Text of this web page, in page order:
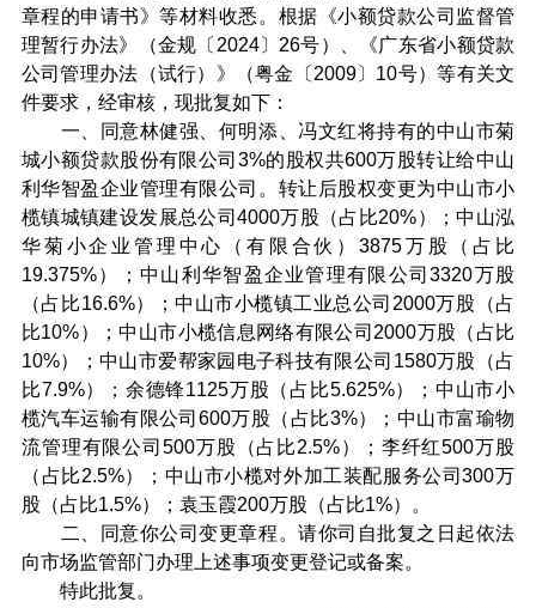
章程的申请书》等材料收悉。根据《小额贷款公司监督管
理暂行办法》（金规〔2024〕26号）、《广东省小额贷款
公司管理办法（试行）》（粤金〔2009〕10号）等有关文
件要求，经审核，现批复如下：
一、同意林健强、何明添、冯文红将持有的中山市菊
城小额贷款股份有限公司3%的股权共600万股转让给中山
利华智盈企业管理有限公司。转让后股权变更为中山市小
榄镇城镇建设发展总公司4000万股（占比20%）；中山泓
华菊小企业管理中心（有限合伙）3875万股（占比
19.375%）；中山利华智盈企业管理有限公司3320万股
（占比16.6%）；中山市小榄镇工业总公司2000万股（占
比10%）；中山市小榄信息网络有限公司2000万股（占比
10%）；中山市爱帮家园电子科技有限公司1580万股（占
比7.9%）；余德锋1125万股（占比5.625%）；中山市小
榄汽车运输有限公司600万股（占比3%）；中山市富瑜物
流管理有限公司500万股（占比2.5%）；李纤红500万股
（占比2.5%）；中山市小榄对外加工装配服务公司300万
股（占比1.5%）；袁玉霞200万股（占比1%）。
二、同意你公司变更章程。请你司自批复之日起依法
向市场监管部门办理上述事项变更登记或备案。
特此批复。